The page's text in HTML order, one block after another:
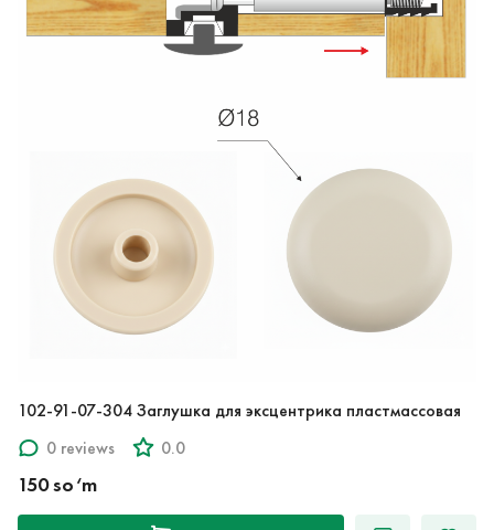
102-91-07-304 Заглушка для эксцентрика пластмассовая
0 reviews
0.0
150 so‘m